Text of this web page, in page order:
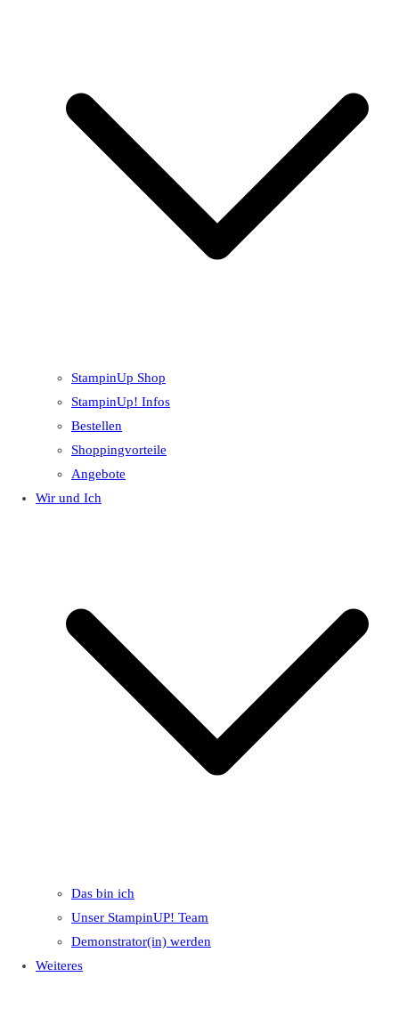
StampinUp Shop
StampinUp! Infos
Bestellen
Shoppingvorteile
Angebote
Wir und Ich
Das bin ich
Unser StampinUP! Team
Demonstrator(in) werden
Weiteres